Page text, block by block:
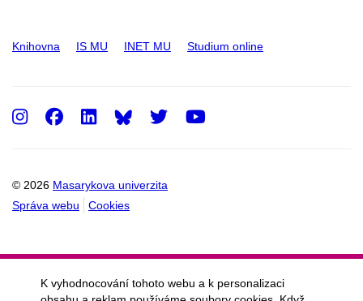
Knihovna IS MU INET MU Studium online
© 2026 Masarykova univerzita
Správa webu
Cookies
Instagram
Facebook
LinkedInTwitter
K vyhodnocování tohoto webu a k personalizaci